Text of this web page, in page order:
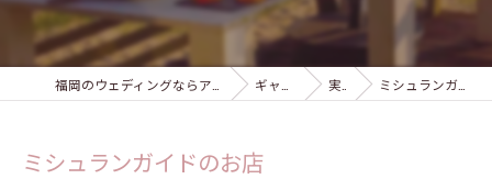
ギャラリー 実績 ミシュランガイドのお店
ミシュランガイドのお店